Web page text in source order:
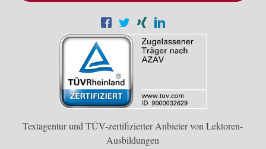
Textagentur und TÜV-zertifizierter Anbieter von Lektoren-
Ausbildungen